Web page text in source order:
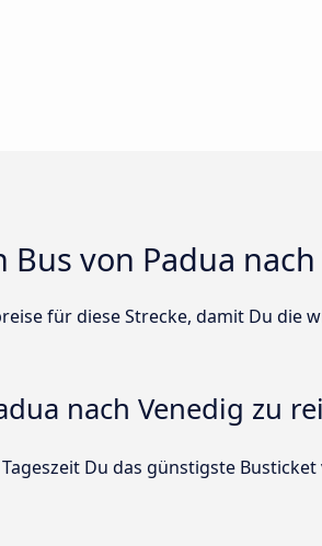
von Padua
für diese Strecke, damit Du die
nach Venedig zu
Du das günstigste